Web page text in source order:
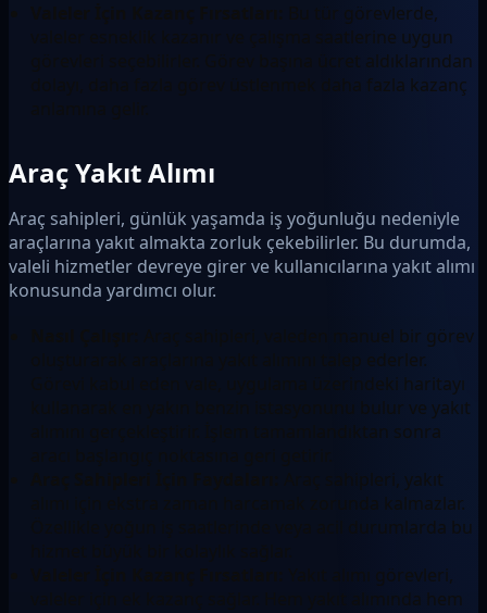
Bu tür görevlerde,
valeler esneklik kazanır ve çalışma saatlerine uygun
görevleri seçebilirler. Görev başına ücret aldıklarından
dolayı, daha fazla görev üstlenmek daha fazla kazanç
Araç Yakıt Alımı
Araç sahipleri, günlük yaşamda iş yoğunluğu nedeniyle
araçlarına yakıt almakta zorluk çekebilirler. Bu durumda,
valeli hizmetler devreye girer ve kullanıcılarına yakıt alımı
konusunda yardımcı olur.
Araç sahipleri, valeden manuel bir görev
oluşturarak araçlarına yakıt alımını talep ederler.
Görevi kabul eden vale, uygulama üzerindeki haritayı
kullanarak en yakın benzin istasyonunu bulur ve yakıt
alımını gerçekleştirir. İşlem tamamlandıktan sonra
Araç sahipleri, yakıt
alımı için ekstra zaman harcamak zorunda kalmazlar.
Özellikle yoğun iş saatlerinde veya acil durumlarda bu
Yakıt alımı görevleri,
valeler için ek kazanç sağlar. Hem yakıt alımında hem